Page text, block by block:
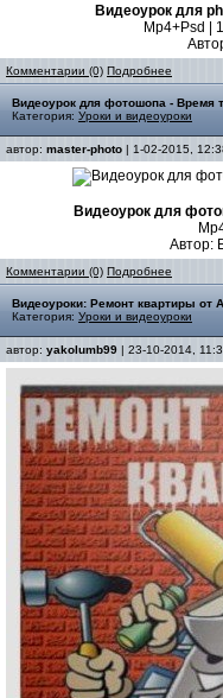
Видеоурок для
Mp4+Psd |
Комментарии (0) Подробнее
Видеоурок для фотошопа - Время
Категория: Уроки и видеоуроки
автор: master-photo | 1-02-2015,
Видеоурок для
Автор:
Комментарии (0) Подробнее
Видеоуроки: Pемонт квартиры от
Категория: Уроки и видеоуроки
автор: yakolumb99 | 23-10-2014,